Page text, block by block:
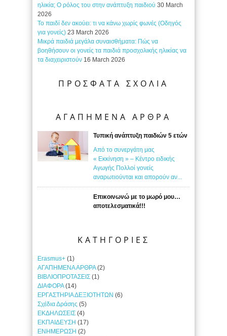
ηλικία; Ο ρόλος του στην ανάπτυξη παιδιού 30 March
2026
Το παιδί δεν ακούει: τι να κάνω χωρίς φωνές (Οδηγός
για γονείς) 23 March 2026
Μικρά παιδιά μεγάλα συναισθήματα: Πώς να
βοηθήσουν οι γονείς τα παιδιά προσχολικής ηλικίας να
τα διαχειριστούν 16 March 2026
ΠΡΟΣΦΑΤΑ ΣΧΟΛΙΑ
ΑΓΑΠΗΜΕΝΑ ΑΡΘΡΑ
Τυπική ανάπτυξη παιδιών 5 ετών
Από το συνεργάτη μας
« Εκκίνηση » – Κέντρο ειδικής
Αγωγής Πολλοί γονείς
αναρωτιούνται και απορούν αν...
Επικοινωνώ με το μωρό μου…
αποτελεσματικά!!!
ΚΑΤΗΓΟΡΙΕΣ
Erasmus+ (1)
ΑΓΑΠΗΜΕΝΑ ΑΡΘΡΑ(2)
ΒΙΒΛΙΟΠΡΟΤΑΣΕΙΣ (1)
ΔΙΑΦΟΡΑ(14)
ΕΡΓΑΣΤΗΡΙΑ ΔΕΞΙΟΤΗΤΩΝ (6)
Σχέδια Δράσης (5)
ΕΚΔΗΛΩΣΕΙΣ (4)
ΕΚΠΑΙΔΕΥΣΗ (17)
ΕΝΗΜΕΡΩΣΗ (2)